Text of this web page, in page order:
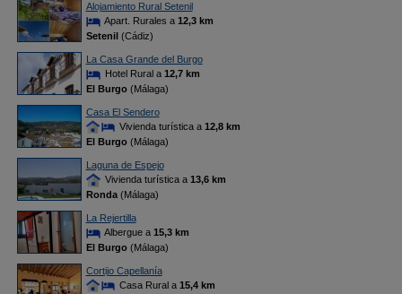
Alojamiento Rural Setenil
Apart. Rurales a 12,3 km
Setenil(Cádiz)
La Casa Grande del Burgo
Hotel Rural a 12,7 km
El Burgo(Málaga)
Casa El Sendero
Vivienda turística a 12,8 km
El Burgo(Málaga)
Laguna de Espejo
Vivienda turística a 13,6 km
Ronda(Málaga)
La Rejertilla
Albergue a 15,3 km
El Burgo(Málaga)
Cortijo Capellanía
Casa Rural a 15,4 km